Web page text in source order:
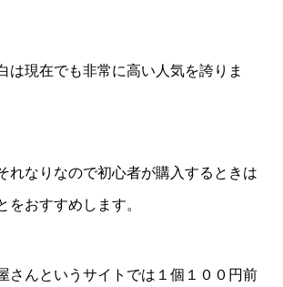
は現在でも非常に高い人気を誇りま
れなりなので初心者が購入するときは
をおすすめします。
さんというサイトでは１個１００円前